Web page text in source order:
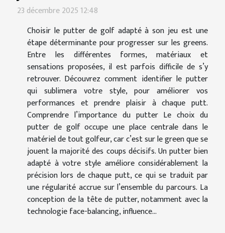
23 décembre 2025 12:48
Choisir le putter de golf adapté à son jeu est une
étape déterminante pour progresser sur les greens.
Entre les différentes formes, matériaux et
sensations proposées, il est parfois difficile de s’y
retrouver. Découvrez comment identifier le putter
qui sublimera votre style, pour améliorer vos
performances et prendre plaisir à chaque putt.
Comprendre l’importance du putter Le choix du
putter de golf occupe une place centrale dans le
matériel de tout golfeur, car c’est sur le green que se
jouent la majorité des coups décisifs. Un putter bien
adapté à votre style améliore considérablement la
précision lors de chaque putt, ce qui se traduit par
une régularité accrue sur l’ensemble du parcours. La
conception de la tête de putter, notamment avec la
technologie face-balancing, influence...